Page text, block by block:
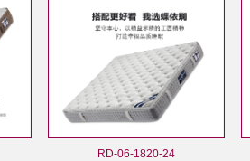
RD-06-1820-24